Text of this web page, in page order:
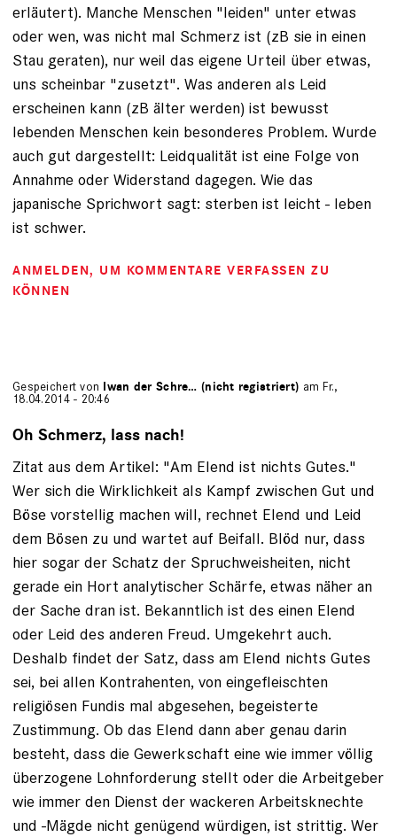
erläutert). Manche Menschen "leiden" unter etwas
oder wen, was nicht mal Schmerz ist (zB sie in einen
Stau geraten), nur weil das eigene Urteil über etwas,
uns scheinbar "zusetzt". Was anderen als Leid
erscheinen kann (zB älter werden) ist bewusst
lebenden Menschen kein besonderes Problem. Wurde
auch gut dargestellt: Leidqualität ist eine Folge von
Annahme oder Widerstand dagegen. Wie das
japanische Sprichwort sagt: sterben ist leicht - leben
ist schwer.
ANMELDEN, UM KOMMENTARE VERFASSEN ZU
KÖNNEN
Gespeichert von Iwan der Schre… (nicht registriert) am Fr.,
18.04.2014 - 20:46
Oh Schmerz, lass nach!
Zitat aus dem Artikel: "Am Elend ist nichts Gutes."
Wer sich die Wirklichkeit als Kampf zwischen Gut und
Böse vorstellig machen will, rechnet Elend und Leid
dem Bösen zu und wartet auf Beifall. Blöd nur, dass
hier sogar der Schatz der Spruchweisheiten, nicht
gerade ein Hort analytischer Schärfe, etwas näher an
der Sache dran ist. Bekanntlich ist des einen Elend
oder Leid des anderen Freud. Umgekehrt auch.
Deshalb findet der Satz, dass am Elend nichts Gutes
sei, bei allen Kontrahenten, von eingefleischten
religiösen Fundis mal abgesehen, begeisterte
Zustimmung. Ob das Elend dann aber genau darin
besteht, dass die Gewerkschaft eine wie immer völlig
überzogene Lohnforderung stellt oder die Arbeitgeber
wie immer den Dienst der wackeren Arbeitsknechte
und -Mägde nicht genügend würdigen, ist strittig. Wer